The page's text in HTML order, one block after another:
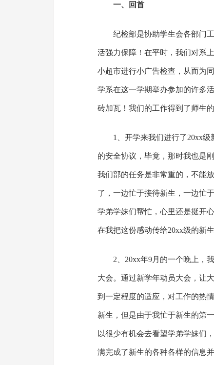
一、回首
纪检部是协助学生会各部门
活强力保障！在平时，我们对系
小超市进行小广告检查，从而为
学系在这一学期举办参加的许多
砖加瓦！我们的工作得到了师生
1、开学来我们进行了20xx
的安全协议，毕竟，那时我也是
我们部的任务是非常重的，不能
了，一边忙于接待新生，一边忙
学弟学妹们帮忙，心里还是挺开
在我把这份感动传给20xx级的新生
2、20xx年9月的一个晚上，
大会。通过新学年动员大会，让
到一定程度的适应，对工作的热
新生，但是由于我忙于新生的第
以很少有机会去看望学弟学妹们
满完成了新生的各种各样的信息